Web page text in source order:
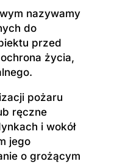
nazywamy
do
przed
życia,
pożaru
ręczne
i wokół
jego
o grożącym